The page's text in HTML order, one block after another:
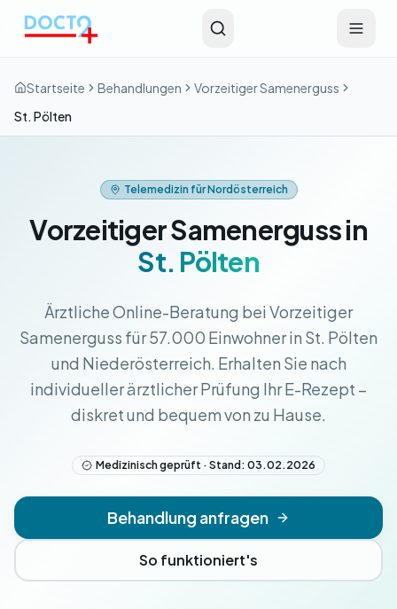
Startseite Behandlungen
Vorzeitiger Samenerguss
St. Pölten
Telemedizin für Nordösterreich
Vorzeitiger Samenerguss in
St. Pölten
Ärztliche Online-Beratung bei Vorzeitiger
Samenerguss für 57.000 Einwohner in St. Pölten
und Niederösterreich. Erhalten Sie nach
individueller ärztlicher Prüfung Ihr E-Rezept –
diskret und bequem von zu Hause.
Medizinisch geprüft · Stand: 03.02.2026
Behandlung anfragen
So funktioniert's